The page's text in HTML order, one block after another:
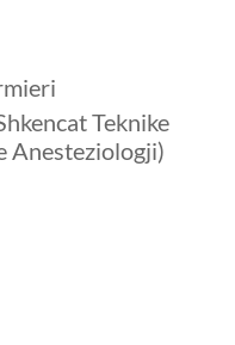
Teknike
Anesteziologji)